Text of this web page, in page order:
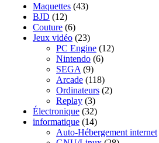
Maquettes (43)
BJD (12)
Couture (6)
Jeux vidéo (23)
PC Engine (12)
Nintendo (6)
SEGA (9)
Arcade (118)
Ordinateurs (2)
Replay (3)
Électronique (32)
informatique (14)
Auto-Hébergement internet